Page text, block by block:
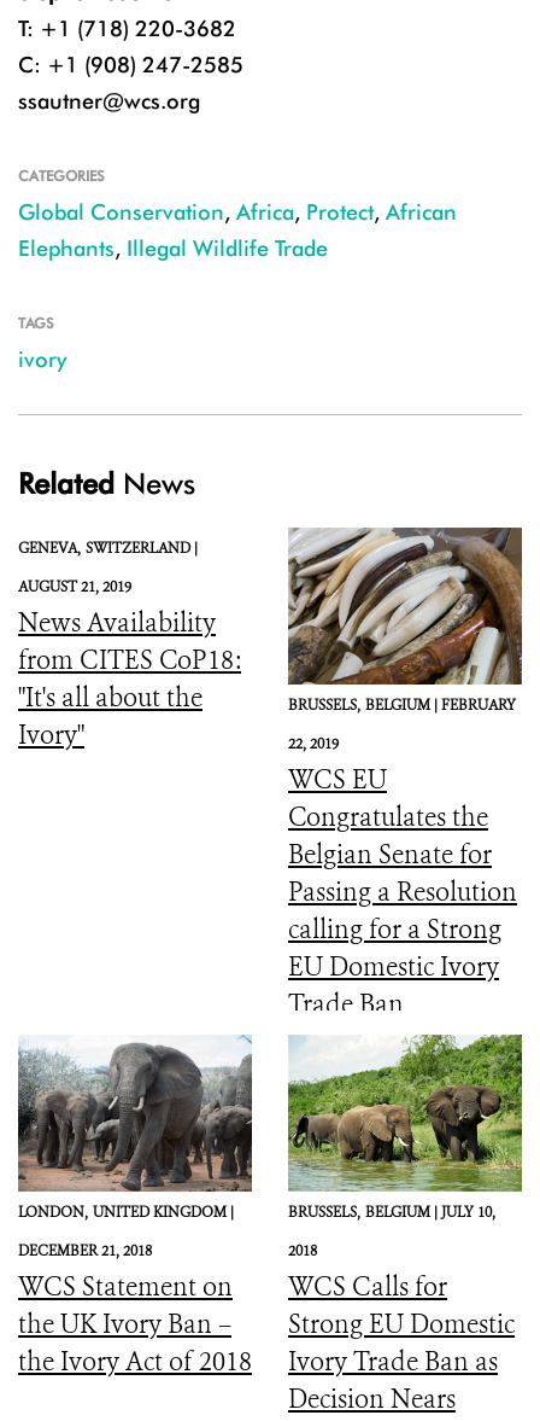
T: +1 (718) 220-3682
C: +1 (908) 247-2585
ssautner@wcs.org
CATEGORIES
Global Conservation, Africa, Protect, African
Elephants, Illegal Wildlife Trade
TAGS
ivory
Related News
GENEVA, SWITZERLAND |
AUGUST 21, 2019
News Availability
from CITES CoP18:
"It's all about the
Ivory"
BRUSSELS, BELGIUM |FEBRUARY
22, 2019
WCS EU
Congratulates the
Belgian Senate for
Passing a Resolution
calling for a Strong
EU Domestic Ivory
Trade Ban
LONDON, UNITED KINGDOM |
DECEMBER 21, 2018
WCS Statement on
the UK Ivory Ban –
the Ivory Act of 2018
BRUSSELS, BELGIUM |JULY 10,
2018
WCS Calls for
Strong EU Domestic
Ivory Trade Ban as
Decision Nears